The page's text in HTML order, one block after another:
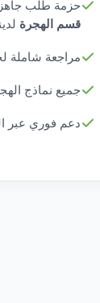
حزمة طلب
قسم الهجرة
مراجعة شاملة
جميع نماذج
دعم فوري عبر